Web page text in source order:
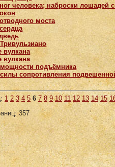
человека; наброски лошадей
моста
вулкана
вулкана
подъёмника
сопротивления
1 2 3 4 5 6 7 8 9 10 11 12 13 14 15
357